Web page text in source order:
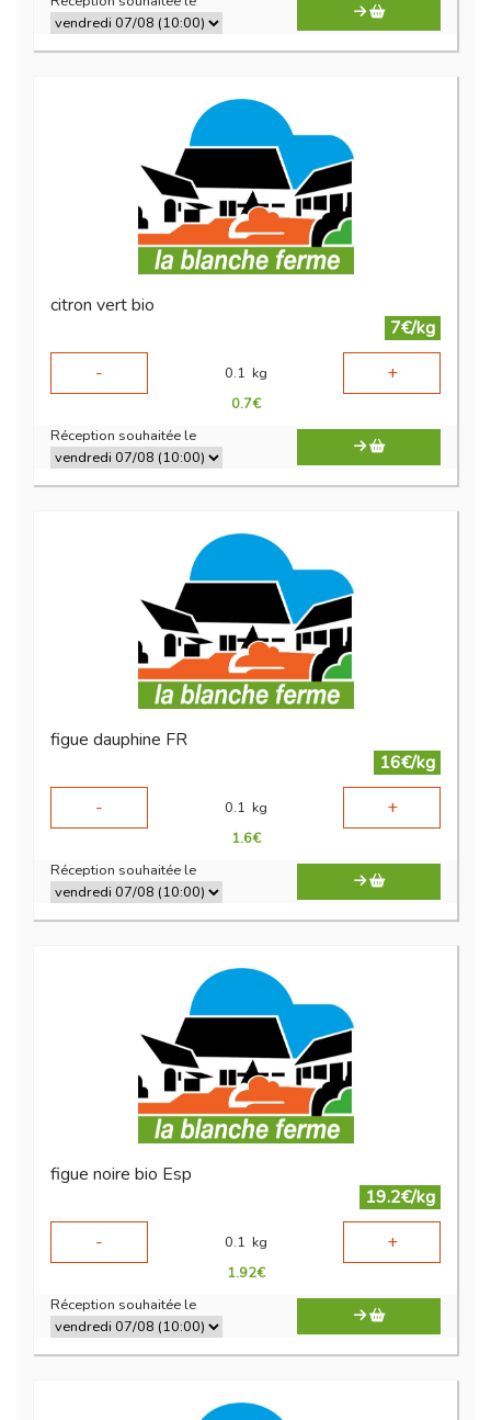
citron vert bio
7€/kg
-
0.1 kg +
0.7€
Réception souhaitée le
figue dauphine FR
16€/kg
-
0.1 kg +
1.6€
Réception souhaitée le
figue noire bio Esp
19.2€/kg
-
0.1 kg +
1.92€
Réception souhaitée le